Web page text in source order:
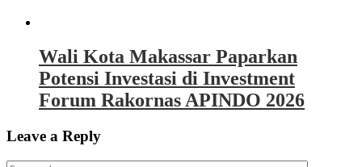
Wali Kota Makassar Paparkan
Potensi Investasi di Investment
Forum Rakornas APINDO 2026
Leave a Reply